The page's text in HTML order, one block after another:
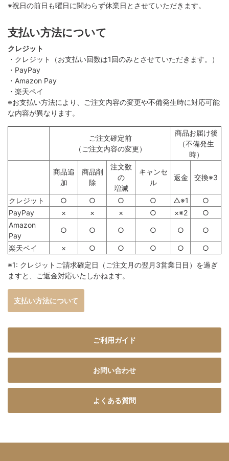
※祝日の前日も曜日に関わらず休業日とさせていただきます。
支払い方法について
クレジット
・クレジット（お支払い回数は1回のみとさせていただきます。）
・PayPay
・Amazon Pay
・楽天ペイ
※お支払い方法により、ご注文内容の変更や不備発生時に対応可能
な内容が異なります。
ご注文確定前
（ご注文内容の変更）
商品お届け後
（不備発生
時）
商品追
加
商品削
除
注文数
の
増減
キャンセ
ル
返金 交換※3
クレジット ○ ○ ○ ○ △※1
○
PayPay
× × × ○ ×※2
○
Amazon
Pay
○ ○ ○ ○ ○ ○
楽天ペイ × ○ ○ ○ ○
○
※1: クレジットご請求確定日（ご注文月の翌月3営業日目）を過ぎ
ますと、ご返金対応いたしかねます。
支払い方法について
ご利用ガイド
お問い合わせ
よくある質問